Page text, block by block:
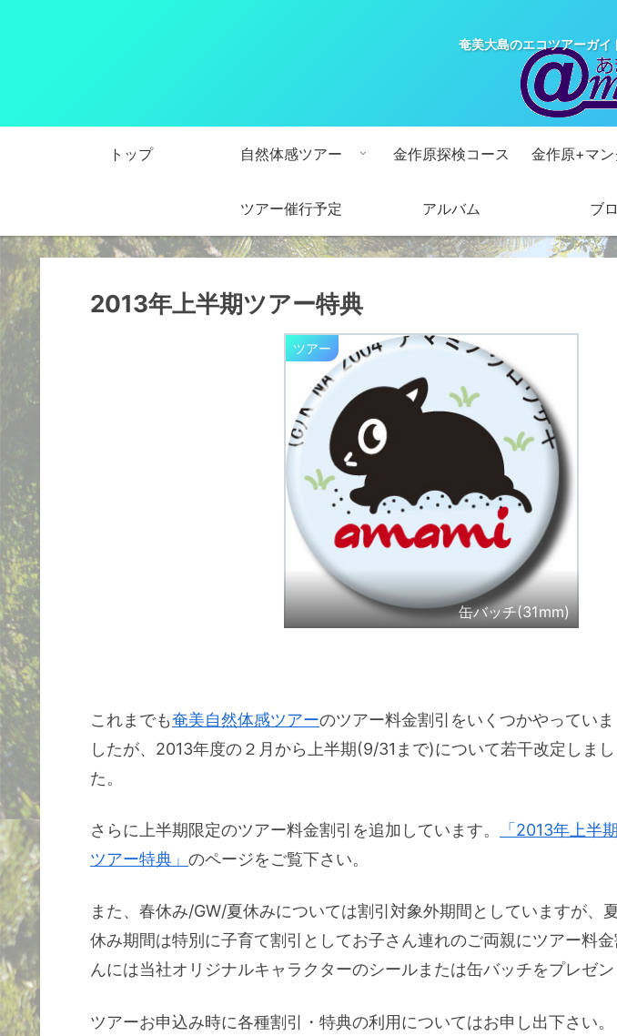
奄美大島のエコツアーガ
トップ 自然体感ツアー 金作原探検コース
ツアー催行予定 アルバム ブ
2013年上半期ツアー特典
ツアー
缶バッチ(31mm)
これまでも奄美自然体感ツアーのツアー料金割引をいくつかやっていま
したが、2013年度の２月から上半期(9/31まで)について若干改定しまし
た。
さらに上半期限定のツアー料金割引を追加しています。
「2013年上半期
ツアー特典」 のページをご覧下さい。
また、春休み/GW/夏休みについては割引対象外期間としていますが、
休み期間は特別に子育て割引としてお子さん連れのご両親にツアー料
んには当社オリジナルキャラクターのシールまたは缶バッチをプレゼン
ツアーお申込み時に各種割引・特典の利用についてはお申し出下さい。